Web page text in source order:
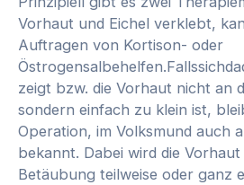
Vorhaut und Eichel verklebt,
Auftragen von Kortison- oder
zeigt bzw. die Vorhaut nicht an
sondern einfach zu klein ist,
Operation, im Volksmund auch
bekannt. Dabei wird die
Betäubung teilweise oder ganz